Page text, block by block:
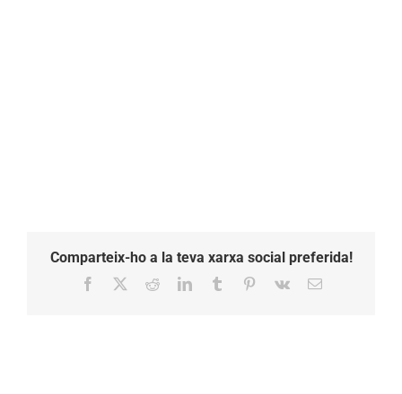
Comparteix-ho a la teva xarxa social preferida!
Facebook RedditLinkedInTumblr Pinterest
Vk Email: